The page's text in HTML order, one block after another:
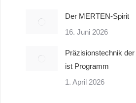
Der MERTEN-Spirit
16. Juni 2026
Präzisionstechnik
ist Programm
1. April 2026